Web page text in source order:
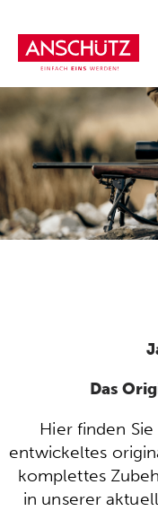
Inhalt
springen
Das
Hier finden
entwickeltes
komplettes
in unserer